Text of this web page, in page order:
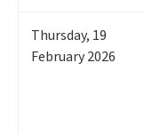
Thursday, 19
February 2026